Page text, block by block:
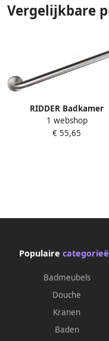
Vergelijkbare
RIDDER Badkamer
handgreep 60 cm
roestvrij staal
1 webshop
€ 55,65
Populaire
Badmeubels
Douche
Kranen
Baden